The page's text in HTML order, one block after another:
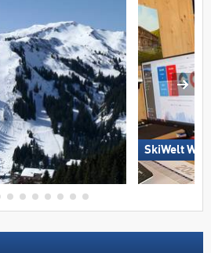
SkiWelt